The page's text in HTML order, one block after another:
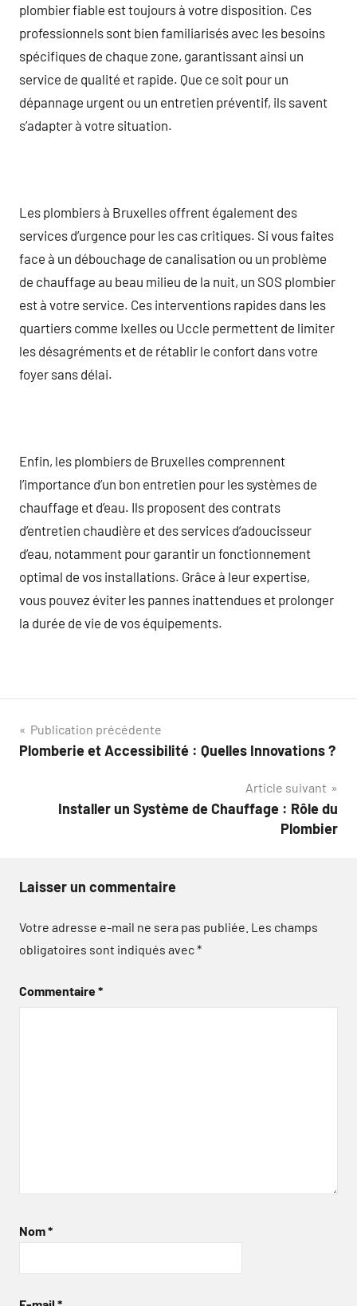
plombier fiable est toujours à votre disposition. Ces
professionnels sont bien familiarisés avec les besoins
spécifiques de chaque zone, garantissant ainsi un
service de qualité et rapide. Que ce soit pour un
dépannage urgent ou un entretien préventif, ils savent
s’adapter à votre situation.
Les plombiers à Bruxelles offrent également des
services d’urgence pour les cas critiques. Si vous faites
face à un débouchage de canalisation ou un problème
de chauffage au beau milieu de la nuit, un SOS plombier
est à votre service. Ces interventions rapides dans les
quartiers comme Ixelles ou Uccle permettent de limiter
les désagréments et de rétablir le confort dans votre
foyer sans délai.
Enfin, les plombiers de Bruxelles comprennent
l’importance d’un bon entretien pour les systèmes de
chauffage et d’eau. Ils proposent des contrats
d’entretien chaudière et des services d’adoucisseur
d’eau, notamment pour garantir un fonctionnement
optimal de vos installations. Grâce à leur expertise,
vous pouvez éviter les pannes inattendues et prolonger
la durée de vie de vos équipements.
Navigation
de
Publication précédente
Plomberie et Accessibilité : Quelles Innovations ?
Article suivant
Installer un Système de Chauffage : Rôle du
Plombier
Laisser un commentaire
Votre adresse e-mail ne sera pas publiée. Les champs
obligatoires sont indiqués avec*
Commentaire*
Nom*